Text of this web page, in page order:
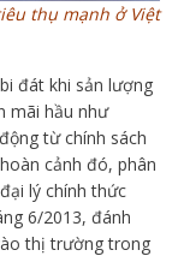
thụ mạnh ở Việt
đát khi sản lượng
mãi hầu như
từ chính sách
cảnh đó, phân
lý chính thức
6/2013, đánh
thị trường trong